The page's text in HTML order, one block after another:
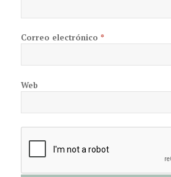
Correo electrónico*
Web